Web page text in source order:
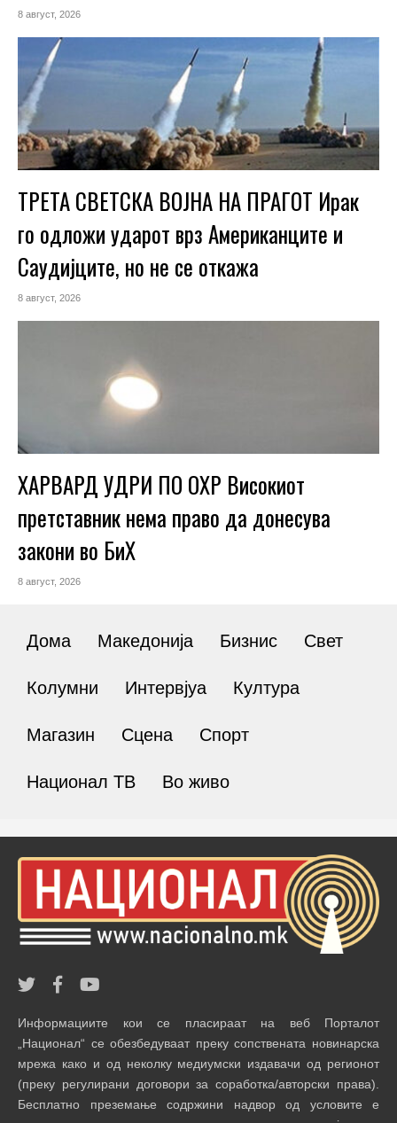
8 август, 2026
ТРЕТА СВЕТСКА ВОЈНА НА ПРАГОТ Ирак
го одложи ударот врз Американците и
Саудијците, но не се откажа
8 август, 2026
ХАРВАРД УДРИ ПО ОХР Високиот
претставник нема право да донесува
закони во БиХ
8 август, 2026
Дома Македонија Бизнис Свет
Колумни Интервјуа Култура
Магазин Сцена Спорт
Национал ТВ Во живо
Информациите кои се пласираат на веб Порталот
„Национал“ се обезбедуваат преку сопствената новинарска
мрежа како и од неколку медиумски издавачи од регионот
(преку регулирани договори за соработка/авторски права).
Бесплатно преземање содржини надвор од условите е